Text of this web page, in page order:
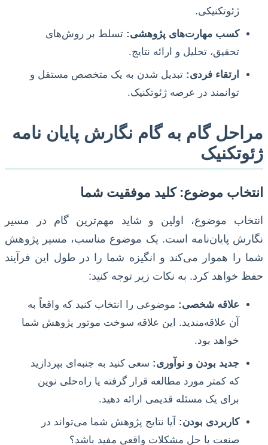
ژئوتکنیکی.
کسب مهارت‌های پژوهشی: تسلط بر روش‌های
تحقیق، تحلیل و ارائه نتایج.
ارتقاء فردی: تبدیل شدن به یک متخصص مستقل و
توانمند در عرصه ژئوتکنیک.
مراحل گام به گام نگارش پایان نامه
ژئوتکنیک
انتخاب موضوع: کلید موفقیت شما
انتخاب موضوع، اولین و شاید مهم‌ترین گام در مسیر
نگارش پایان‌نامه است. یک موضوع مناسب، مسیر پژوهش
شما را هموار می‌کند و انگیزه شما را در طول این فرآیند
حفظ خواهد کرد. به نکات زیر توجه کنید:
علاقه شخصی: موضوعی را انتخاب کنید که واقعاً به
آن علاقه‌مندید. این علاقه سوخت موتور پژوهش شما
خواهد بود.
جدید بودن و نوآوری: سعی کنید به جنبه‌ای بپردازید
که کمتر مورد مطالعه قرار گرفته یا راه‌حلی نوین
برای یک مسئله قدیمی ارائه دهید.
کاربردی بودن: آیا نتایج پژوهش شما می‌تواند در
صنعت یا حل مشکلات واقعی مفید باشد؟